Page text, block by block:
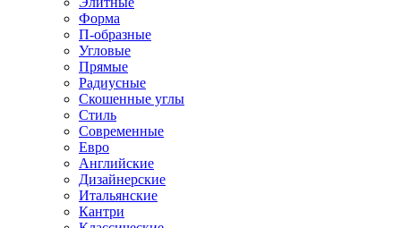
Форма
П-образные
Угловые
Прямые
Радиусные
Скошенные углы
Стиль
Современные
Евро
Английские
Дизайнерские
Итальянские
Кантри